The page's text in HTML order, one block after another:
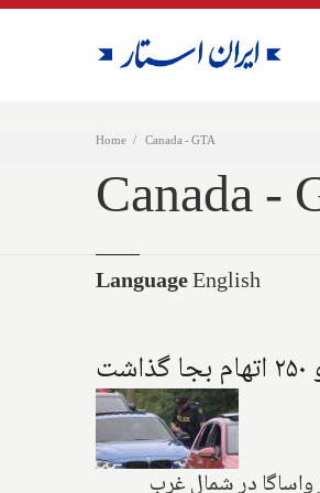
Home Canada - GTA
Canada -
LanguageEnglish
شهر واساگا در شمال غرب